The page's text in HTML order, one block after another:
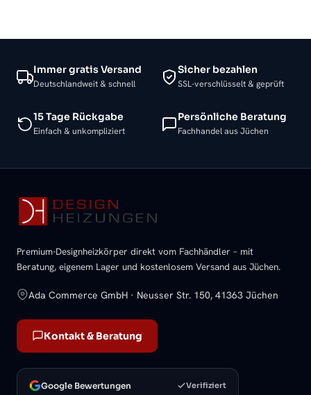
Immer gratis Versand
Deutschlandweit & schnell
Sicher bezahlen
SSL-verschlüsselt & geprüft
15 Tage Rückgabe
Einfach & unkompliziert
Persönliche Beratung
Fachhandel aus Jüchen
Premium-Designheizkörper direkt vom Fachhändler – mit
Beratung, eigenem Lager und kostenlosem Versand aus Jüchen.
Ada Commerce GmbH · Neusser Str. 150, 41363 Jüchen
Kontakt & Beratung
Google Bewertungen Verifiziert